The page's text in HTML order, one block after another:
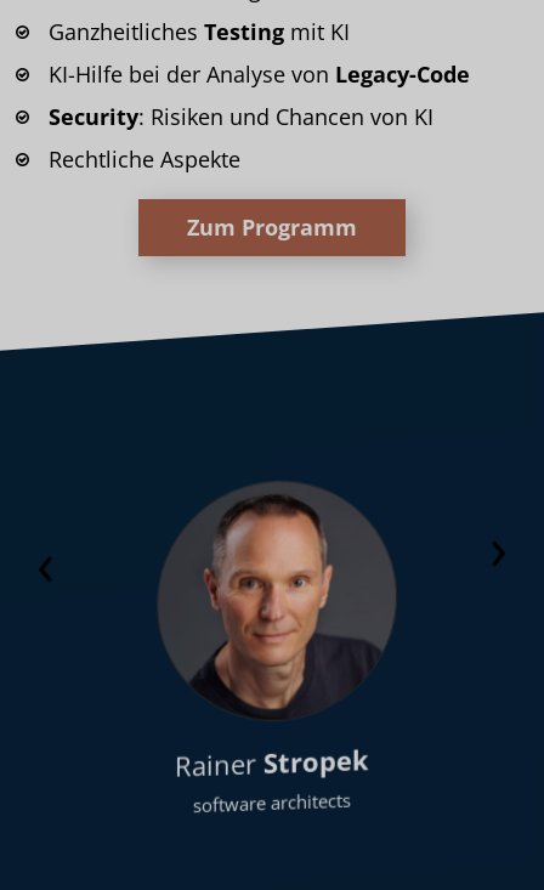
Ganzheitliches Testing mit KI
KI-Hilfe bei der Analyse von Legacy-Code
Security: Risiken und Chancen von KI
Rechtliche Aspekte
Zum Programm
Rainer Stropek
software architects
‹ ›